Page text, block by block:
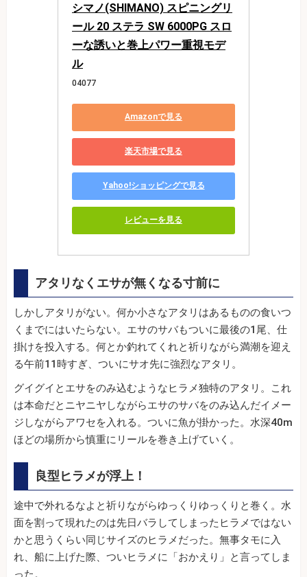
シマノ(SHIMANO) スピニングリ
ール 20 ステラ SW 6000PG スロ
ーな誘いと巻上パワー重視モデ
ル
04077
Amazonで見る
楽天市場で見る
Yahoo!ショッピングで見る
レビューを見る
アタリなくエサが無くなる寸前に
しかしアタリがない。何か小さなアタリはあるものの食いつ
くまでにはいたらない。エサのサバもついに最後の1尾、仕
掛けを投入する。何とか釣れてくれと祈りながら満潮を迎え
る午前11時すぎ、ついにサオ先に強烈なアタリ。
グイグイとエサをのみ込むようなヒラメ独特のアタリ。これ
は本命だとニヤニヤしながらエサのサバをのみ込んだイメー
ジしながらアワセを入れる。ついに魚が掛かった。水深40m
ほどの場所から慎重にリールを巻き上げていく。
良型ヒラメが浮上！
途中で外れるなよと祈りながらゆっくりゆっくりと巻く。水
面を割って現れたのは先日バラしてしまったヒラメではない
かと思うくらい同じサイズのヒラメだった。無事タモに入
れ、船に上げた際、ついヒラメに「おかえり」と言ってしま
った。